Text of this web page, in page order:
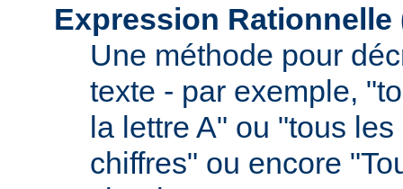
Expression
Une méthode pour
texte - par exemple,
la lettre A" ou "tous
chiffres" ou encore